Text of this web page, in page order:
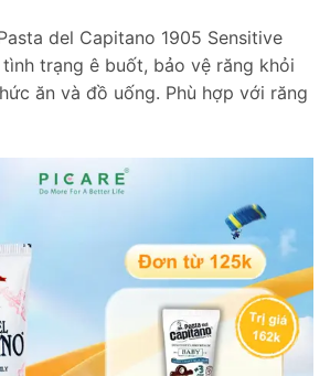
del Capitano 1905 Sensitive
trạng ê buốt, bảo vệ răng khỏi
ăn và đồ uống. Phù hợp với răng